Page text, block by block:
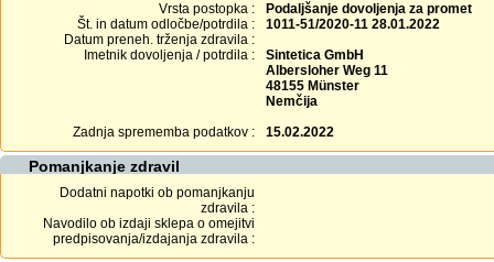
Vrsta postopka :
Podaljšanje dovoljenja za promet
Št. in datum odločbe/potrdila :
1011-51/2020-11 28.01.2022
Datum preneh. trženja zdravila :
Imetnik dovoljenja / potrdila :
Sintetica GmbH
Albersloher Weg 11
48155 Münster
Nemčija
Zadnja sprememba podatkov :
15.02.2022
Pomanjkanje zdravil
Dodatni napotki ob pomanjkanju
zdravila :
Navodilo ob izdaji sklepa o omejitvi
predpisovanja/izdajanja zdravila :